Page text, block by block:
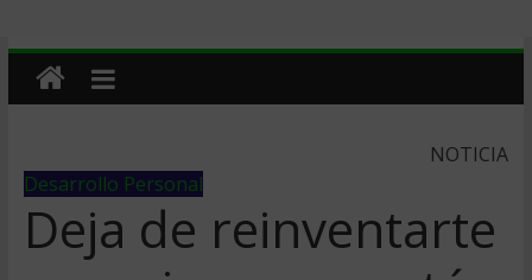
NOTICIA
Desarrollo Personal
Deja de reinventarte